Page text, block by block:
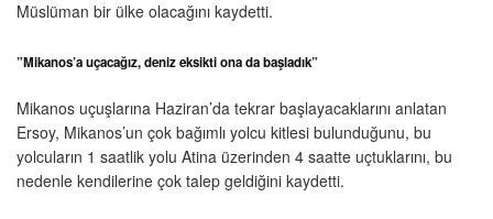
Müslüman bir ülke olacağını kaydetti.
”Mikanos’a uçacağız, deniz eksikti ona da başladık”
Mikanos uçuşlarına Haziran’da tekrar başlayacaklarını anlatan
Ersoy, Mikanos’un çok bağımlı yolcu kitlesi bulunduğunu, bu
yolcuların 1 saatlik yolu Atina üzerinden 4 saatte uçtuklarını, bu
nedenle kendilerine çok talep geldiğini kaydetti.